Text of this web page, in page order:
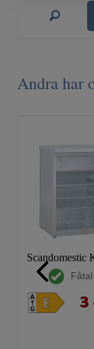
Andra har